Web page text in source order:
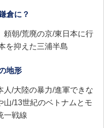
倉に？
頼朝/荒廃の京/東日本に行
を抑えた三浦半島
地形
人/大陸の暴力/進軍できな
山/13世紀のベトナムとモ
一戦線